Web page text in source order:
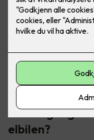
Skal du på norgesferie
forlenge rekkevidden,
rekkeviddeangst.
Første gang
elbilen?